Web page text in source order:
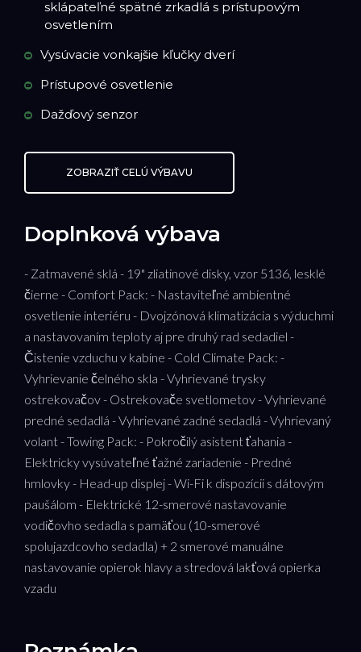
sklápateľné spätné zrkadlá s prístupovým
osvetlením
Vysúvacie vonkajšie kľučky dverí
Prístupové osvetlenie
Dažďový senzor
ZOBRAZIŤ CELÚ VÝBAVU
Doplnková výbava
- Zatmavené sklá - 19" zliatinové disky, vzor 5136, lesklé
čierne - Comfort Pack: - Nastaviteľné ambientné
osvetlenie interiéru - Dvojzónová klimatizácia s výduchmi
a nastavovaním teploty aj pre druhý rad sedadiel -
Čistenie vzduchu v kabíne - Cold Climate Pack: -
Vyhrievanie čelného skla - Vyhrievané trysky
ostrekovačov - Ostrekovače svetlometov - Vyhrievané
predné sedadlá - Vyhrievané zadné sedadlá - Vyhrievaný
volant - Towing Pack: - Pokročilý asistent ťahania -
Elektricky vysúvateľné ťažné zariadenie - Predné
hmlovky - Head-up displej - Wi-Fi k dispozícii s dátovým
paušálom - Elektrické 12-smerové nastavovanie
vodičovho sedadla s pamäťou (10-smerové
spolujazdcovho sedadla) + 2 smerové manuálne
nastavovanie opierok hlavy a stredová lakťová opierka
vzadu